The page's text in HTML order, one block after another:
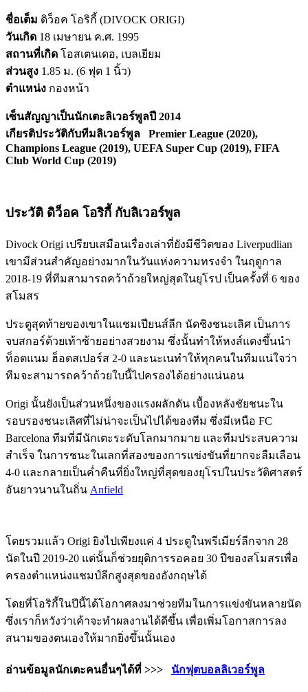
ชื่อเต็ม ดิว็อค โอริกี้ (DIVOCK ORIGI)
วันเกิด 18 เมษายน ค.ศ. 1995
สถานที่เกิด โอสเตนเดอ, เบลเยียม
ส่วนสูง 1.85 ม. (6 ฟุต 1 นิ้ว)
ตำแหน่ง กองหน้า
เซ็นสัญญาเป็นนักเตะลิเวอร์พูลปี 2014
เกียรติประวัติกับทีมลิเวอร์พูล Premier League (2020),
Champions League (2019), UEFA Super Cup (2019), FIFA
Club World Cup (2019)
ประวัติ ดิว็อค โอริกี้ กับลิเวอร์พูล
Divock Origi เปรียบเสมือนเรื่องเล่าที่ยังมีชีวิตของ Liverpudlian
เขามีส่วนสำคัญอย่างมากในวันแห่งความทรงจำ ในฤดูกาล
2018-19 ที่ทีมสามารถคว้าถ้วยใหญ่สุดในยุโรป เป็นครั้งที่ 6 ของ
สโมสร
ประตูสุดท้ายของเขาในแชมเปียนส์ลีก นัดชิงชนะเลิศ เป็นการ
จบสกอร์ด้วยเท้าซ้ายอย่างสวยงาม ซึ่งนั้นทำให้หงส์แดงขึ้นนำ
ท็อตแนม ฮ็อตสเปอร์ส 2-0 และนะเนทำให้ทุกคนในทีมแน่ใจว่า
ทีมจะสามารถคว้าถ้วยใบนี้ไปครองได้อย่างแน่นอน
Origi นั้นยังเป็นส่วนหนึ่งของแรงผลักดัน เบื้องหลังชัยชนะใน
รอบรองชนะเลิศที่ไม่น่าจะเป็นไปได้ของทีม ซึ่งมีเหนือ FC
Barcelona ทีมที่มีนักเตะระดับโลกมากมาย และทีมประสบความ
สำเร็จ ในการชนะในเลกที่สองของการแข่งขันที่ยากจะลืมเลือน
4-0 และกลายเป็นค่ำคืนที่ยิ่งใหญ่ที่สุดของยุโรปในประวัติศาสตร์
อันยาวนานในถิ่น Anfield
โดยรวมแล้ว Origi ยิงไปเพียงแค่ 4 ประตูในพรีเมียร์ลีกจาก 28
นัดในปี 2019-20 แต่นั้นก็ช่วยยุติการรอคอย 30 ปีของสโมสรเพื่อ
ครองตำแหน่งแชมป์ลีกสูงสุดของอังกฤษได้
โดยที่โอริกี้ในปีนี้ได้โอกาศลงมาช่วยทีมในการแข่งขันหลายนัด
ซึ่งเราก็หวังว่าเค้าจะทำผลงานได้ดีขึ้น เพื่อเพิ่มโอกาสการลง
สนามของตนเองให้มากยิ่งขึ้นนั้นเอง
อ่านข้อมูลนักเตะคนอื่นๆได้ที่ >>> นักฟุตบอลลิเวอร์พูล